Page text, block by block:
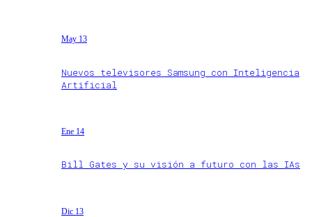
May 13
Nuevos televisores Samsung con Inteligencia
Artificial
Ene 14
Bill Gates y su visión a futuro con las IAs
Dic 13